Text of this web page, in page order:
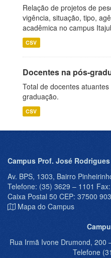
Relação de projetos de
vigência, situação, tipo,
acadêmica no campus
CSV
Docentes na pós-
Total de docentes
graduação.
CSV
Campus Prof. José
Av. BPS, 1303, Bairro
Telefone: (35) 3629 – 1101
Caixa Postal 50 CEP: 37500 903
Mapa do Campus
Rua Irmã Ivone Drumond, 200
Telefone